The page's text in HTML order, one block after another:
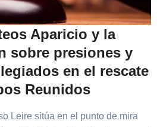
Aparicio y la
sobre presiones y
en el rescate
Reunidos
Leire sitúa en el punto de mira